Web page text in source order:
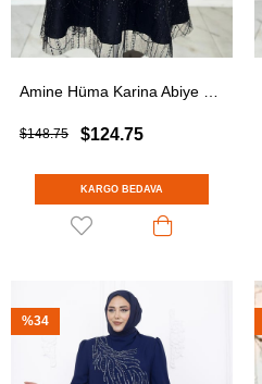
$124.75
$148.75
KARGO BEDAVA
%34